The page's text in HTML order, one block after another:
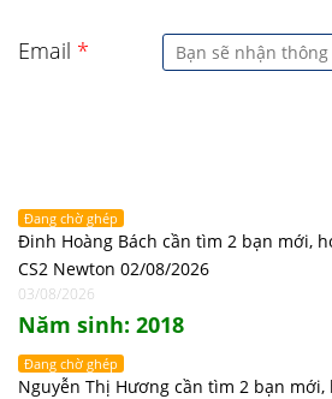
Email *
Đang chờ ghép
Đinh Hoàng Bách cần tìm 2 bạn mới,
CS2 Newton 02/08/2026
03/08/2026
Năm sinh: 2018
Đang chờ ghép
Nguyễn Thị Hương cần tìm 2 bạn mới,